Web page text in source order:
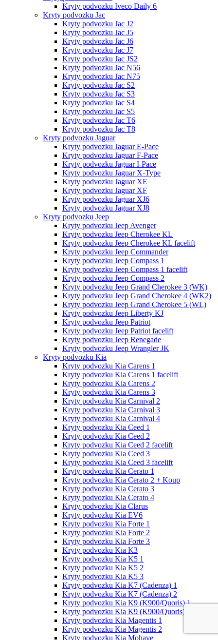
Kryty podvozku Iveco Daily 6
Kryty podvozku Jac
Kryty podvozku Jac J2
Kryty podvozku Jac J5
Kryty podvozku Jac J6
Kryty podvozku Jac J7
Kryty podvozku Jac JS2
Kryty podvozku Jac N56
Kryty podvozku Jac N75
Kryty podvozku Jac S2
Kryty podvozku Jac S3
Kryty podvozku Jac S4
Kryty podvozku Jac S5
Kryty podvozku Jac T6
Kryty podvozku Jac T8
Kryty podvozku Jaguar
Kryty podvozku Jaguar E-Pace
Kryty podvozku Jaguar F-Pace
Kryty podvozku Jaguar I-Pace
Kryty podvozku Jaguar X-Type
Kryty podvozku Jaguar XE
Kryty podvozku Jaguar XF
Kryty podvozku Jaguar XJ6
Kryty podvozku Jaguar XJ8
Kryty podvozku Jeep
Kryty podvozku Jeep Avenger
Kryty podvozku Jeep Cherokee KL
Kryty podvozku Jeep Cherokee KL facelift
Kryty podvozku Jeep Commander
Kryty podvozku Jeep Compass 1
Kryty podvozku Jeep Compass 1 facelift
Kryty podvozku Jeep Compass 2
Kryty podvozku Jeep Grand Cherokee 3 (WK)
Kryty podvozku Jeep Grand Cherokee 4 (WK2)
Kryty podvozku Jeep Grand Cherokee 5 (WL)
Kryty podvozku Jeep Liberty KJ
Kryty podvozku Jeep Patriot
Kryty podvozku Jeep Patriot facelift
Kryty podvozku Jeep Renegade
Kryty podvozku Jeep Wrangler JK
Kryty podvozku Kia
Kryty podvozku Kia Carens 1
Kryty podvozku Kia Carens 1 facelift
Kryty podvozku Kia Carens 2
Kryty podvozku Kia Carens 3
Kryty podvozku Kia Carnival 2
Kryty podvozku Kia Carnival 3
Kryty podvozku Kia Carnival 4
Kryty podvozku Kia Ceed 1
Kryty podvozku Kia Ceed 2
Kryty podvozku Kia Ceed 2 facelift
Kryty podvozku Kia Ceed 3
Kryty podvozku Kia Ceed 3 facelift
Kryty podvozku Kia Cerato 1
Kryty podvozku Kia Cerato 2 + Koup
Kryty podvozku Kia Cerato 3
Kryty podvozku Kia Cerato 4
Kryty podvozku Kia Clarus
Kryty podvozku Kia EV6
Kryty podvozku Kia Forte 1
Kryty podvozku Kia Forte 2
Kryty podvozku Kia Forte 3
Kryty podvozku Kia K3
Kryty podvozku Kia K5 1
Kryty podvozku Kia K5 2
Kryty podvozku Kia K5 3
Kryty podvozku Kia K7 (Cadenza) 1
Kryty podvozku Kia K7 (Cadenza) 2
Kryty podvozku Kia K9 (K900/Quoris) 1
Kryty podvozku Kia K9 (K900/Quoris) 2
Kryty podvozku Kia Magentis 1
Kryty podvozku Kia Magentis 2
Kryty podvozku Kia Mohave